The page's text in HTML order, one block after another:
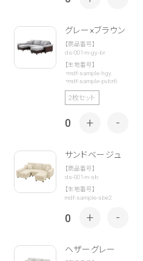
グレー×ブラウン
【商品番号】
ds-001-m-gy-br
【生地番号】
・mdf-sample-hgy
・mdf-sample-pvbr6
2枚セット
0 + -
サンドベージュ
【商品番号】
ds-001-m-sb
【生地番号】
mdf-sample-sbe2
0 + -
ヘザーグレー